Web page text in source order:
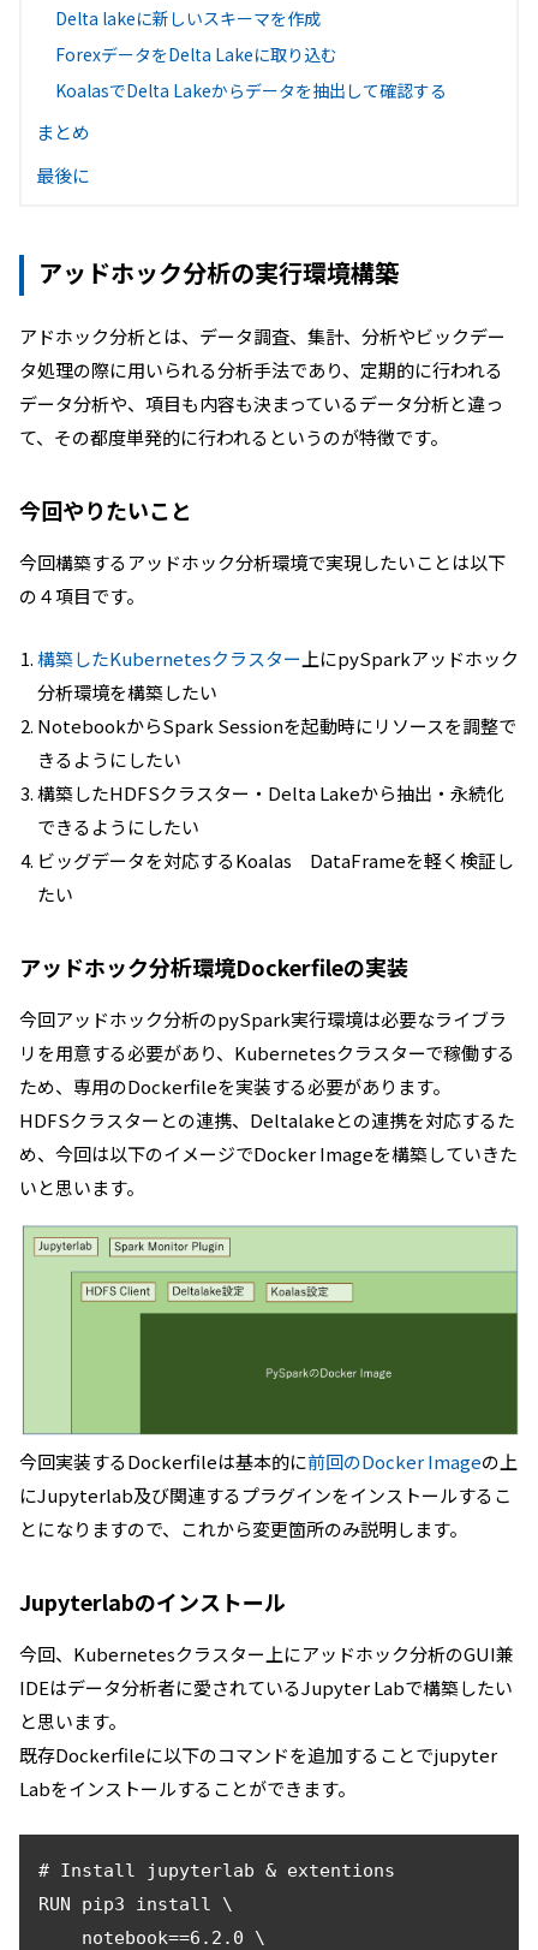
Delta lakeに新しいスキーマを作成
ForexデータをDelta Lakeに取り込む
KoalasでDelta Lakeからデータを抽出して確認する
まとめ
最後に
アッドホック分析の実行環境構築
アドホック分析とは、データ調査、集計、分析やビックデー
タ処理の際に用いられる分析手法であり、定期的に行われる
データ分析や、項目も内容も決まっているデータ分析と違っ
て、その都度単発的に行われるというのが特徴です。
今回やりたいこと
今回構築するアッドホック分析環境で実現したいことは以下
の４項目です。
構築したKubernetesクラスター 上にpySparkアッドホック
分析環境を構築したい
NotebookからSpark Sessionを起動時にリソースを調整で
きるようにしたい
構築したHDFSクラスター・Delta Lakeから抽出・永続化
できるようにしたい
ビッグデータを対応するKoalas DataFrameを軽く検証し
たい
アッドホック分析環境Dockerfileの実装
今回アッドホック分析のpySpark実行環境は必要なライブラ
リを用意する必要があり、Kubernetesクラスターで稼働する
ため、専用のDockerfileを実装する必要があります。
HDFSクラスターとの連携、Deltalakeとの連携を対応するた
め、今回は以下のイメージでDocker Imageを構築していきた
いと思います。
今回実装するDockerfileは基本的に前回のDocker Imageの上
にJupyterlab及び関連するプラグインをインストールするこ
とになりますので、これから変更箇所のみ説明します。
Jupyterlabのインストール
今回、Kubernetesクラスター上にアッドホック分析のGUI兼
IDEはデータ分析者に愛されているJupyter Labで構築したい
と思います。
既存Dockerfileに以下のコマンドを追加することでjupyter
Labをインストールすることができます。
# Install jupyterlab & extentions
RUN pip3 install \